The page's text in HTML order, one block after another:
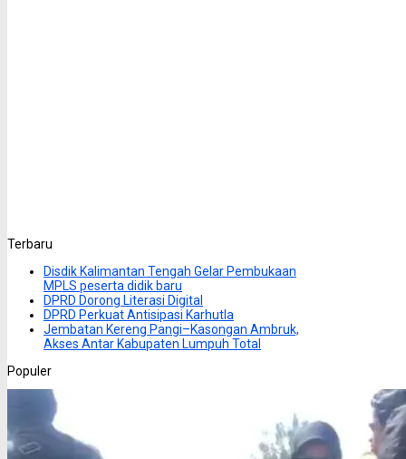
Terbaru
Disdik Kalimantan Tengah Gelar Pembukaan
MPLS peserta didik baru
DPRD Dorong Literasi Digital
DPRD Perkuat Antisipasi Karhutla
Jembatan Kereng Pangi–Kasongan Ambruk,
Akses Antar Kabupaten Lumpuh Total
Populer